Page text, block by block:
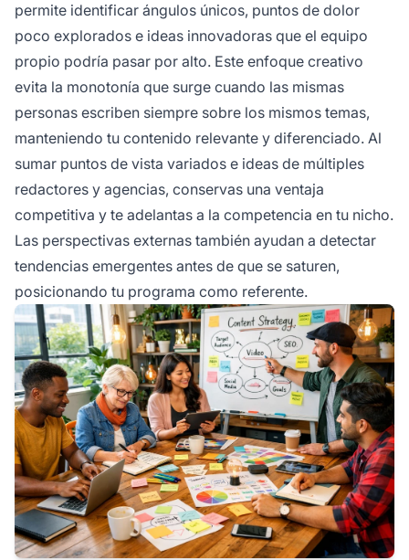
permite identificar ángulos únicos, puntos de dolor
poco explorados e ideas innovadoras que el equipo
propio podría pasar por alto. Este enfoque creativo
evita la monotonía que surge cuando las mismas
personas escriben siempre sobre los mismos temas,
manteniendo tu contenido relevante y diferenciado. Al
sumar puntos de vista variados e ideas de múltiples
redactores y agencias, conservas una ventaja
competitiva y te adelantas a la competencia en tu nicho.
Las perspectivas externas también ayudan a detectar
tendencias emergentes antes de que se saturen,
posicionando tu programa como referente.